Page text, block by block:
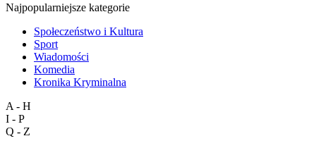
Najpopularniejsze kategorie
Społeczeństwo i Kultura
Sport
Wiadomości
Komedia
Kronika Kryminalna
A - H
I - P
Q - Z